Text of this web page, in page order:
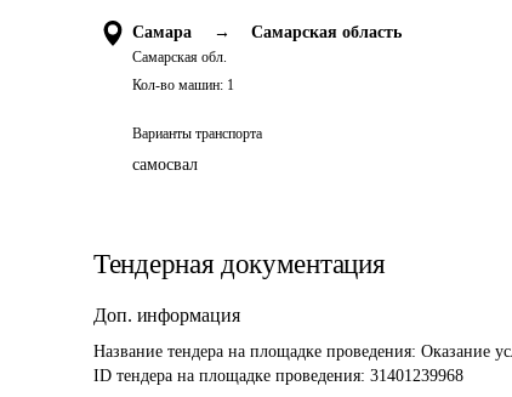
Самара →
Самарская обл.
Самарская область
Кол-во машин: 1
Варианты транспорта
самосвал
Тендерная документация
Доп. информация
Название тендера на площадке проведения: Оказание
ID тендера на площадке проведения: 31401239968